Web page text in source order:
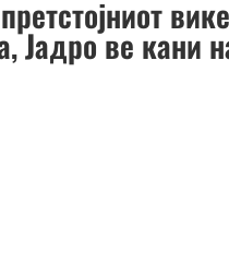
Јадро ве кани